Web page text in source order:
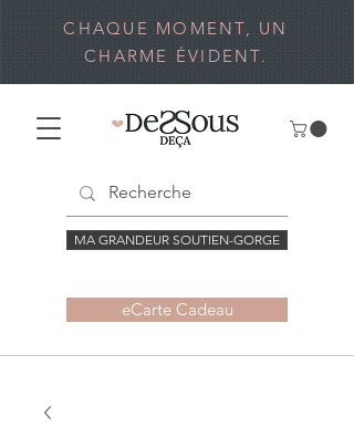
eCarte Cadeau
CHAQUE MOMENT, UN
CHARME ÉVIDENT.
MA GRANDEUR SOUTIEN-GORGE